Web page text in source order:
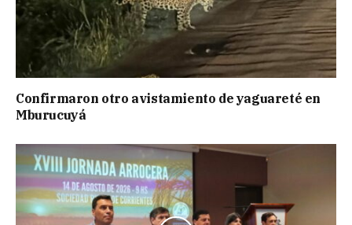
Confirmaron otro avistamiento de yaguareté en
Mburucuyá